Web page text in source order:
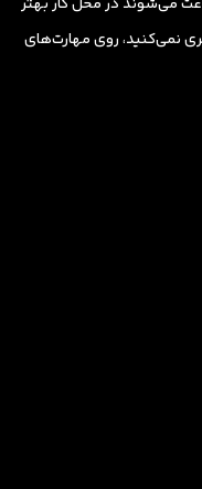
نمی‌کنید، روی مهارت‌های